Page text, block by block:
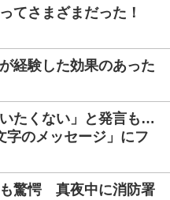
てさまざまだった！
経験した効果のあった
たくない」と発言も…
字のメッセージ」にフ
も驚愕 真夜中に消防署